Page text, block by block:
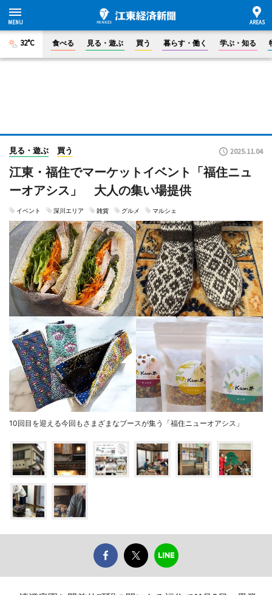
32°C 食べる 見る・遊ぶ 買う 暮らす・働く 学ぶ・知る
見る・遊ぶ 買う 2025.11.04
江東・福住でマーケットイベント「福住ニュ
ーオアシス」 大人の集い場提供
イベント 深川エリア 雑貨 グルメ マルシェ
10回目を迎える今回もさまざまなブースが集う「福住ニューオアシス」